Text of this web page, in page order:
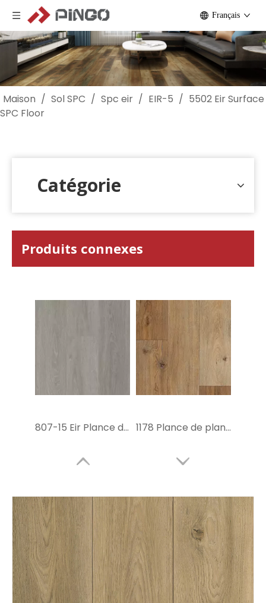
Français
Maison / Sol SPC / Spc eir / EIR-5 / 5502 Eir Surface
SPC Floor
Catégorie
Produits connexes
807-15 Eir Plance de surface SPC Vinyle Flooring 1178 Plance de plancher Eir surface SPC